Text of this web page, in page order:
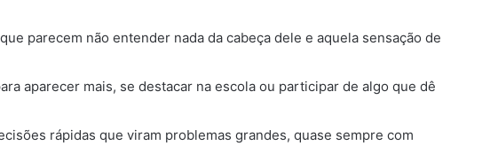
parecem não entender nada da cabeça dele e aquela sensação de
aparecer mais, se destacar na escola ou participar de algo que dê
rápidas que viram problemas grandes, quase sempre com